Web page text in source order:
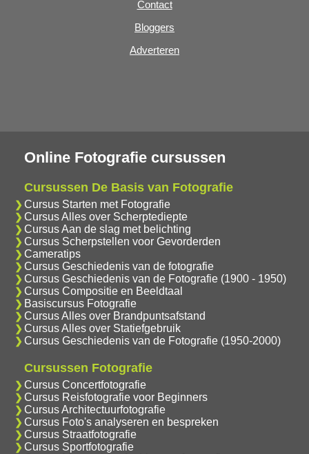
Contact
Bloggers
Adverteren
Online Fotografie cursussen
Cursussen De Basis van Fotografie
Cursus Starten met Fotografie
Cursus Alles over Scherptediepte
Cursus Aan de slag met belichting
Cursus Scherpstellen voor Gevorderden
Cameratips
Cursus Geschiedenis van de fotografie
Cursus Geschiedenis van de Fotografie (1900 - 1950)
Cursus Compositie en Beeldtaal
Basiscursus Fotografie
Cursus Alles over Brandpuntsafstand
Cursus Alles over Statiefgebruik
Cursus Geschiedenis van de Fotografie (1950-2000)
Cursussen Fotografie
Cursus Concertfotografie
Cursus Reisfotografie voor Beginners
Cursus Architectuurfotografie
Cursus Foto's analyseren en bespreken
Cursus Straatfotografie
Cursus Sportfotografie